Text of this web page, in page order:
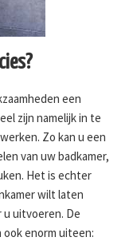
een
zijn namelijk in te
Zo kan u een
van uw badkamer,
Het is echter
wilt laten
uitvoeren. De
ook enorm uiteen: